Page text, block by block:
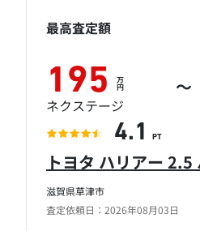
滋賀県草津市
査定依頼日：2026年08月03日
トヨタ ハリアー
最高査定額
195 万
円 ～
ネクステージ
4.1 PT